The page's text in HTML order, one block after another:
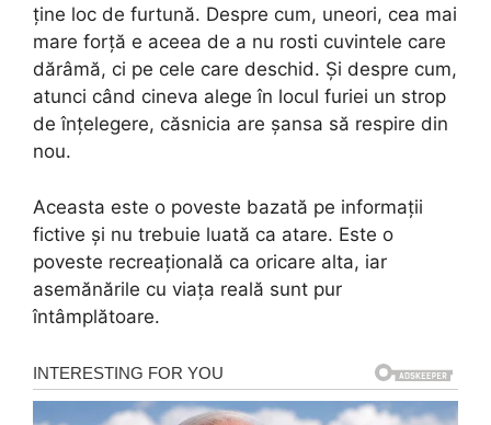
ține loc de furtună. Despre cum, uneori, cea mai
mare forță e aceea de a nu rosti cuvintele care
dărâmă, ci pe cele care deschid. Și despre cum,
atunci când cineva alege în locul furiei un strop
de înțelegere, căsnicia are șansa să respire din
nou.
Aceasta este o poveste bazată pe informații
fictive și nu trebuie luată ca atare. Este o
poveste recreațională ca oricare alta, iar
asemănările cu viața reală sunt pur
întâmplătoare.